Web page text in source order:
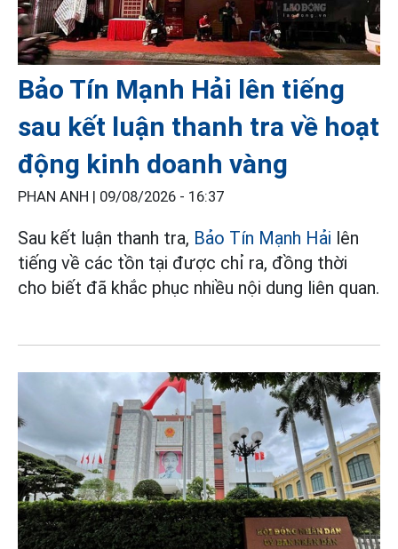
Bảo Tín Mạnh Hải lên tiếng
sau kết luận thanh tra về hoạt
động kinh doanh vàng
PHAN ANH | 09/08/2026 - 16:37
Sau kết luận thanh tra, Bảo Tín Mạnh Hải lên
tiếng về các tồn tại được chỉ ra, đồng thời
cho biết đã khắc phục nhiều nội dung liên quan.